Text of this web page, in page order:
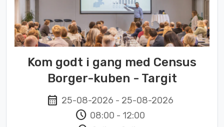
Kom godt i gang med Census
Borger-kuben - Targit
calendar_month 25-08-2026 - 25-08-2026
schedule 08:00 - 12:00